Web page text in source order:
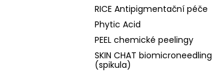
RICE Antipigmentační péče
Phytic Acid
PEEL chemické peelingy
SKIN CHAT biomicroneedling
(spikula)